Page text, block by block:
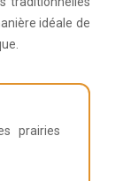
idéale de
prairies